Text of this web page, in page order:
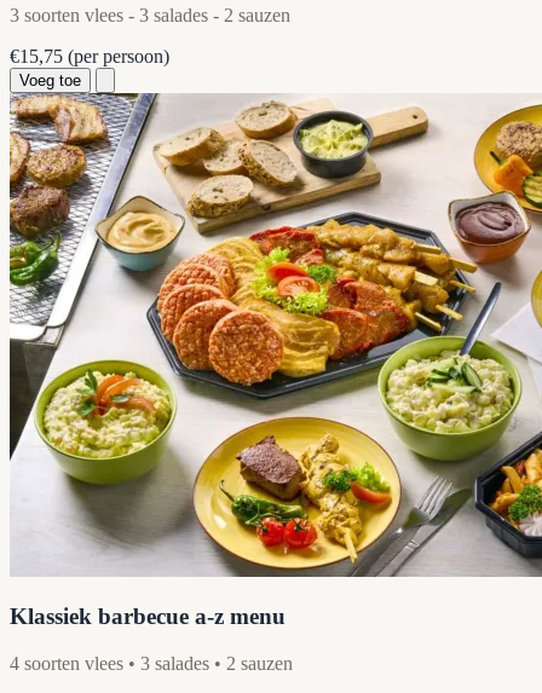
3 soorten vlees - 3 salades - 2 sauzen
€15,75 (per persoon)
Voeg toe
Klassiek barbecue a-z menu
4 soorten vlees • 3 salades • 2 sauzen